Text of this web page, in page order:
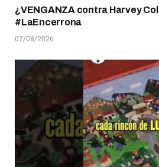
¿VENGANZA contra Harvey
#LaEncerrona
07/08/2026